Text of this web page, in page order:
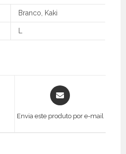
Branco, Kaki
Opens
in
Envia este produto por e-mail